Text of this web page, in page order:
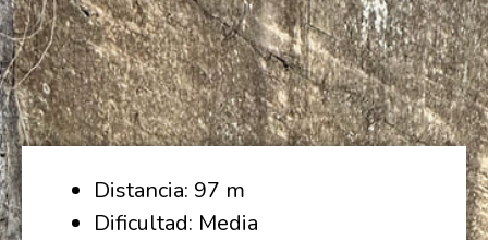
Distancia: 97 m
Dificultad: Media